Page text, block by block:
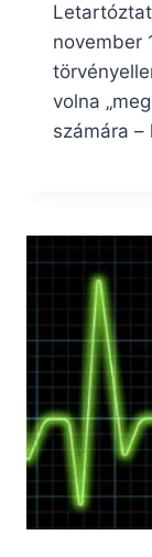
november
volna
számára